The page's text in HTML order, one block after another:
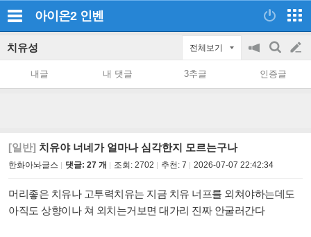
아이온2 인벤
치유성 전체보기
공
on/off
검
색
글
쓰
내글 내 댓글 3추글 인증글
[일반] 치유야 너네가 얼마나 심각한지 모르는구나
한화아놔글스 댓글: 27 개 조회: 2702 추천: 7 2026-07-07 22:42:34
머리좋은 치유나 고투력치유는 지금 치유 너프를 외쳐야하는데도
아직도 상향이나 쳐 외치는거보면 대가리 진짜 안굴러간다